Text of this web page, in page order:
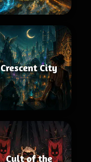
Crescent City
Cult of the